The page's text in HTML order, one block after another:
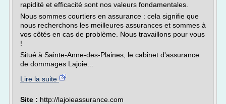
rapidité et efficacité sont nos valeurs fondamentales.
Nous sommes courtiers en assurance : cela signifie que
nous recherchons les meilleures assurances et sommes à
vos côtés en cas de problème. Nous travaillons pour vous
!
Situé à Sainte-Anne-des-Plaines, le cabinet d'assurance
de dommages Lajoie...
Lire la suite
Site : http://lajoieassurance.com